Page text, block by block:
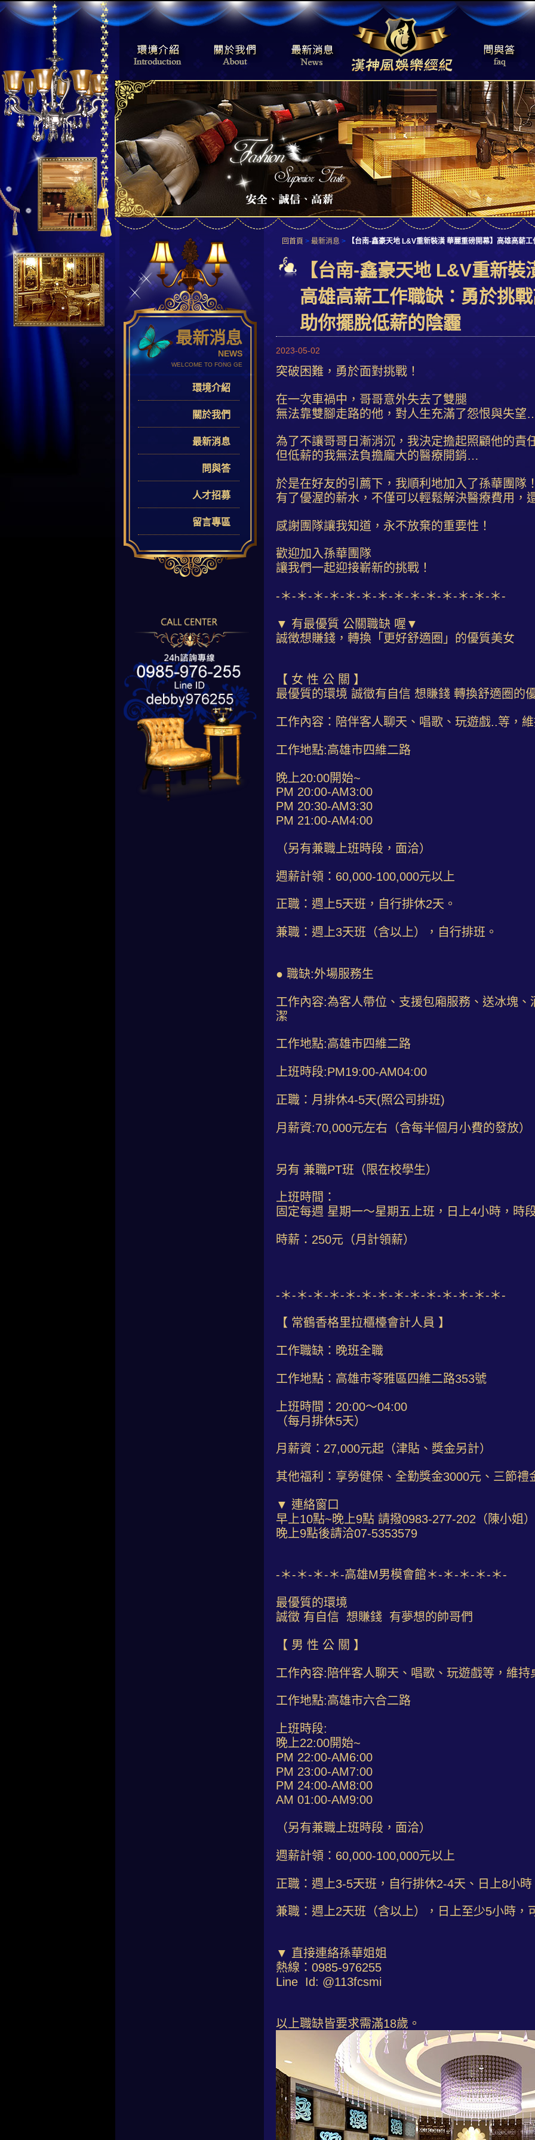
最新消息
NEWS
WELCOME TO FONG GE
環境介紹
關於我們
最新消息
問與答
人才招募
留言專區
回首頁 > 最新消息 > 【台南-鑫豪天地 L&V重新裝潢 華麗重磅開幕】高雄高薪
【台南-鑫豪天地 L&V重新
高雄高薪工作職缺：勇於挑
助你擺脫低薪的陰霾
2023-05-02
突破困難，勇於面對挑戰！
在一次車禍中，哥哥意外失去了雙腿
無法靠雙腳走路的他，對人生充滿了怨恨與失望
為了不讓哥哥日漸消沉，我決定擔起照顧他的責
但低薪的我無法負擔龐大的醫療開銷…
於是在好友的引薦下，我順利地加入了孫華團隊
有了優渥的薪水，不僅可以輕鬆解決醫療費用，
感謝團隊讓我知道，永不放棄的重要性！
歡迎加入孫華團隊
讓我們一起迎接嶄新的挑戰！
-＊-＊-＊-＊-＊-＊-＊-＊-＊-＊-＊-＊-＊-＊-
▼ 有最優質 公關職缺 喔▼
誠徴想賺錢，轉換「更好舒適圈」的優質美女
【 女 性 公 關 】
最優質的環境 誠徵有自信 想賺錢 轉換舒適圈的
工作內容：陪伴客人聊天、唱歌、玩遊戲..等，
工作地點:高雄市四維二路
晚上20:00開始~
PM 20:00-AM3:00
PM 20:30-AM3:30
PM 21:00-AM4:00
（另有兼職上班時段，面洽）
週薪計領：60,000-100,000元以上
正職：週上5天班，自行排休2天。
兼職：週上3天班（含以上），自行排班。
● 職缺:外場服務生
工作內容:為客人帶位、支援包廂服務、送冰塊
潔
工作地點:高雄市四維二路
上班時段:PM19:00-AM04:00
正職：月排休4-5天(照公司排班)
月薪資:70,000元左右（含每半個月小費的發放）
另有 兼職PT班（限在校學生）
上班時間：
固定每週 星期一～星期五上班，日上4小時，時
時薪：250元（月計領薪）
-＊-＊-＊-＊-＊-＊-＊-＊-＊-＊-＊-＊-＊-＊-
【 常鶴香格里拉櫃檯會計人員 】
工作職缺：晚班全職
工作地點：高雄市苓雅區四維二路353號
上班時間：20:00～04:00
（每月排休5天）
月薪資：27,000元起（津貼、獎金另計）
其他福利：享勞健保、全勤獎金3000元、三節禮
▼ 連絡窗口
早上10點~晚上9點 請撥0983-277-202（陳小姐）
晚上9點後請洽07-5353579
-＊-＊-＊-＊-高雄M男模會館＊-＊-＊-＊-＊-
最優質的環境
誠徵 有自信 想賺錢 有夢想的帥哥們
【 男 性 公 關 】
工作內容:陪伴客人聊天、唱歌、玩遊戲等，維持
工作地點:高雄市六合二路
上班時段:
晚上22:00開始~
PM 22:00-AM6:00
PM 23:00-AM7:00
PM 24:00-AM8:00
AM 01:00-AM9:00
（另有兼職上班時段，面洽）
週薪計領：60,000-100,000元以上
正職：週上3-5天班，自行排休2-4天、日上8小時
兼職：週上2天班（含以上），日上至少5小時，
▼ 直接連絡孫華姐姐
熱線：0985-976255
Line Id: @113fcsmi
以上職缺皆要求需滿18歲。